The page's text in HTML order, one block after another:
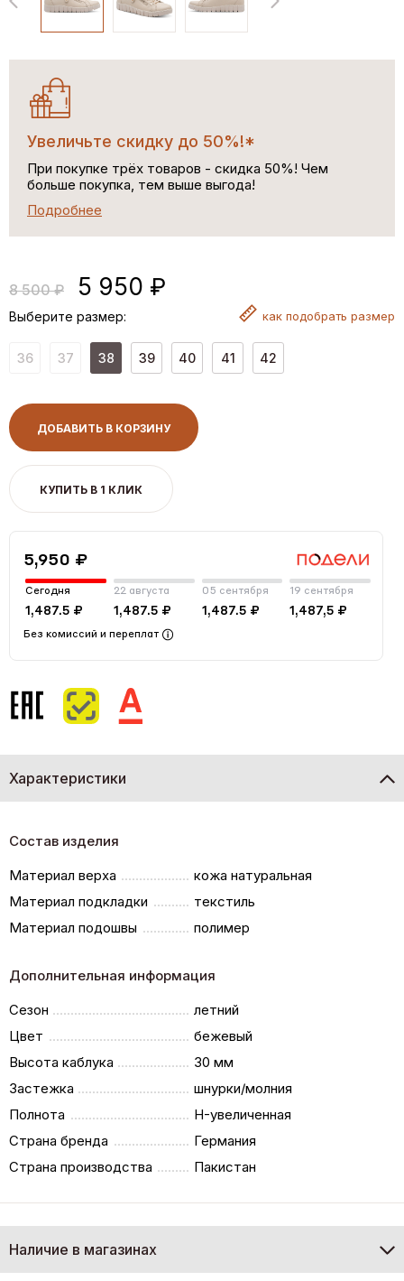
Увеличьте скидку до 50%!*
При покупке трёх товаров - скидка 50%! Чем
больше покупка, тем выше выгода!
Подробнее
8 500 ₽ 5 950 ₽
Выберите размер: как подобрать размер
36 37 38 39 40 41 42
ДОБАВИТЬ В КОРЗИНУ
КУПИТЬ В 1 КЛИК
5,950 ₽
Сегодня
1,487.5 ₽
22 августа
1,487.5 ₽
05 сентября
1,487.5 ₽
19 сентября
1,487,5 ₽
Без комиссий и переплат
Характеристики
Состав изделия
Материал верха
кожа натуральная
Материал подкладки
текстиль
Материал подошвы
полимер
Дополнительная информация
Сезон
летний
Цвет
бежевый
Высота каблука
30 мм
Застежка
шнурки/молния
Полнота
H-увеличенная
Страна бренда
Германия
Страна производства
Пакистан
Наличие в магазинах